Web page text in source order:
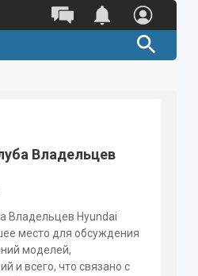
Владельцев
Владельцев Hyundai
место для обсуждения
моделей,
и всего, что связано с